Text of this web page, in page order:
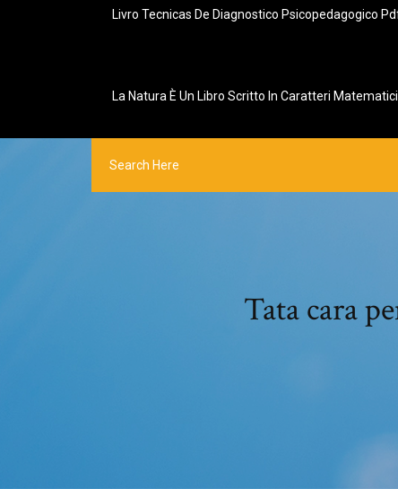
Livro Tecnicas De Diagnostico Psicopedagogico
La Natura È Un Libro Scritto In Caratteri Matematici
Tata cara